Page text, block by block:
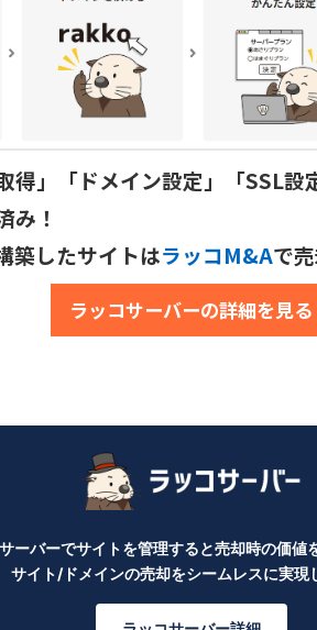
得」「ドメイン設定」「SSL
み！
築したサイトはラッコM&Aで
ラッコサーバーの詳細を見る
ーバーでサイトを管理すると売却時の価値
サイト/ドメインの売却をシームレスに実現